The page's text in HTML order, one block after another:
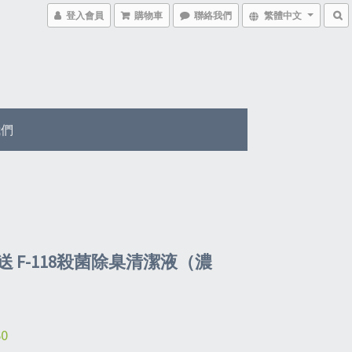
登入會員 購物車 聯絡我們 繁體中文
F-118殺菌除臬清潔液（濃